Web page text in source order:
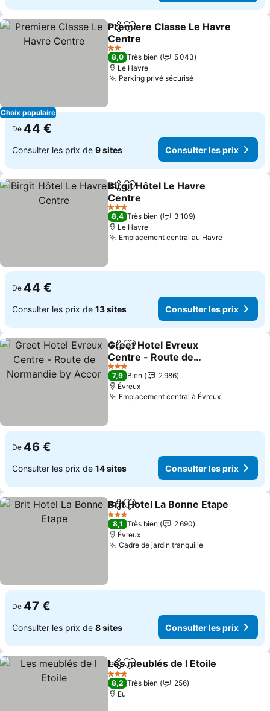
Choix populaire
PartagerAjouter à mes favoris
Premiere Classe Le Havre
Centre
2 Étoiles
8,0 Très bien
5 043
Le Havre
Parking privé sécurisé
De 44 €
Consulter les prix de 9 sites Consulter les prix
PartagerAjouter à mes favoris
Birgit Hôtel Le Havre
Centre
3 Étoiles
8,4 Très bien
3 109
Le Havre
Emplacement central au Havre
De 44 €
Consulter les prix de 13 sites Consulter les prix
PartagerAjouter à mes favoris
Greet Hotel Evreux
Centre - Route de
Normandie by Accor
3 Étoiles
7,9 Bien
2 986
Évreux
Emplacement central à Évreux
De 46 €
Consulter les prix de 14 sites Consulter les prix
PartagerAjouter à mes favoris
Brit Hotel La Bonne Etape
3 Étoiles
8,1 Très bien
2 690
Évreux
Cadre de jardin tranquille
De 47 €
Consulter les prix de 8 sites Consulter les prix
PartagerAjouter à mes favoris
Les meublés de l Etoile
3 Étoiles
8,2 Très bien
256
Eu